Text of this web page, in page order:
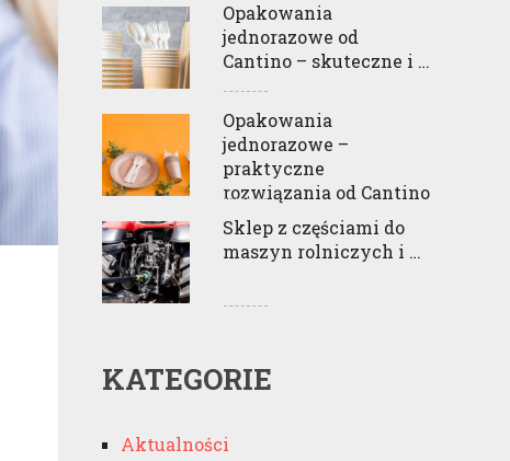
Opakowania
jednorazowe od
Cantino – skuteczne i …
Opakowania
jednorazowe –
praktyczne
rozwiązania od Cantino
Sklep z częściami do
maszyn rolniczych i …
KATEGORIE
Aktualności